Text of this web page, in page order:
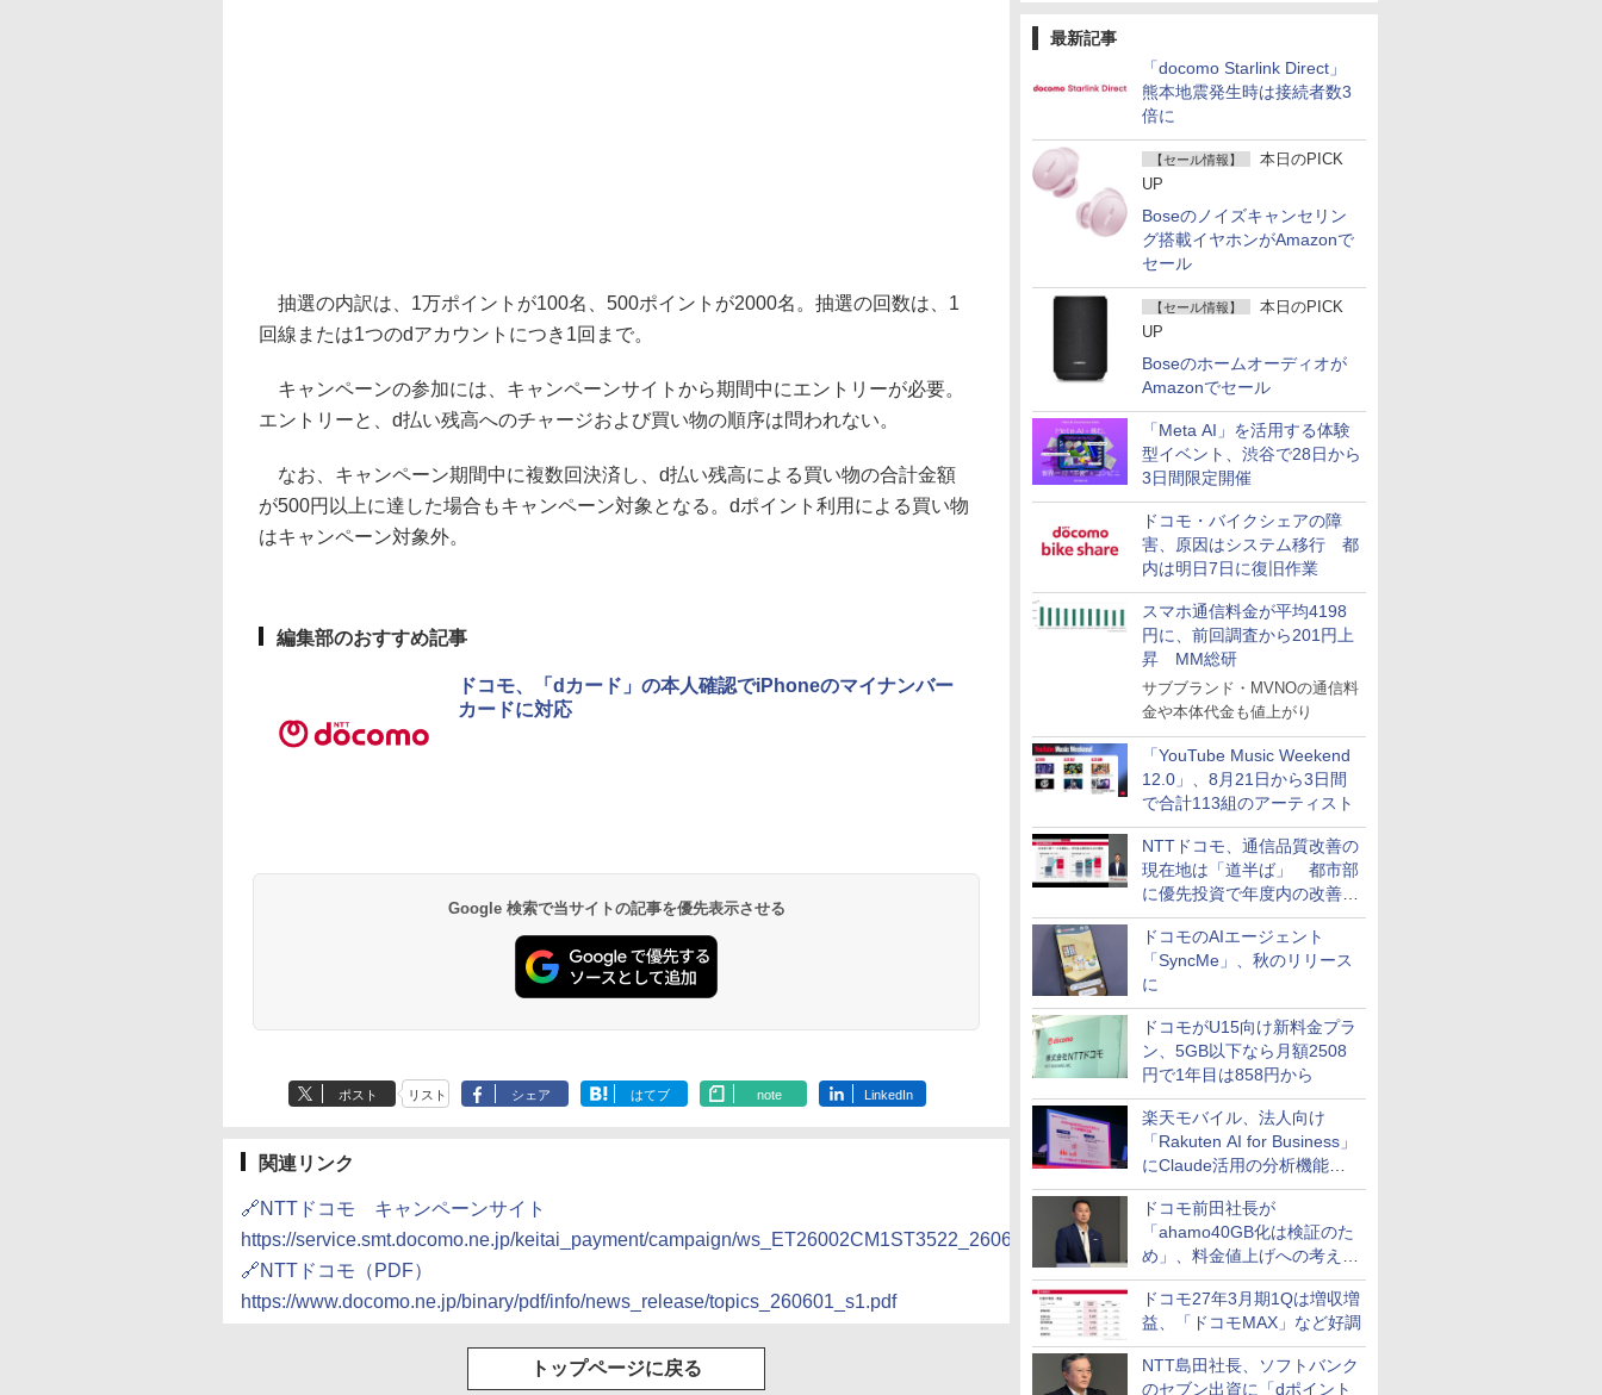
最新記事
「docomo Starlink Direct」
熊本地震発生時は接続者数3
倍に
【セール情報】
本日のPICK
UP
Boseのノイズキャンセリン
グ搭載イヤホンがAmazonで
セール
【セール情報】
本日のPICK
UP
Boseのホームオーディオが
Amazonでセール
「Meta AI」を活用する体験
型イベント、渋谷で28日から
3日間限定開催
ドコモ・バイクシェアの障
害、原因はシステム移行 都
内は明日7日に復旧作業
スマホ通信料金が平均4198
円に、前回調査から201円上
昇 MM総研
サブブランド・MVNOの通信料
金や本体代金も値上がり
「YouTube Music Weekend
12.0」、8月21日から3日間
で合計113組のアーティスト
NTTドコモ、通信品質改善の
現在地は「道半ば」 都市部
に優先投資で年度内の改善目
指す
ドコモのAIエージェント
「SyncMe」、秋のリリース
に
ドコモがU15向け新料金プラ
ン、5GB以下なら月額2508
円で1年目は858円から
楽天モバイル、法人向け
「Rakuten AI for Business」
にClaude活用の分析機能な
どを追加
ドコモ前田社長が
「ahamo40GB化は検証のた
め」、料金値上げへの考え方
にも言及
ドコモ27年3月期1Qは増収増
益、「ドコモMAX」など好調
NTT島田社長、ソフトバンク
のセブン出資に「dポイント
抽選の内訳は、1万ポイントが100名、500ポイントが2000名。抽選の回数は、1
回線または1つのdアカウントにつき1回まで。
キャンペーンの参加には、キャンペーンサイトから期間中にエントリーが必要。
エントリーと、d払い残高へのチャージおよび買い物の順序は問われない。
なお、キャンペーン期間中に複数回決済し、d払い残高による買い物の合計金額
が500円以上に達した場合もキャンペーン対象となる。dポイント利用による買い物
はキャンペーン対象外。
編集部のおすすめ記事
ドコモ、「dカード」の本人確認でiPhoneのマイナンバー
カードに対応
Google 検索で当サイトの記事を優先表示させる
ポスト リスト シェア はてブ note LinkedIn
関連リンク
🔗NTTドコモ キャンペーンサイト
https://service.smt.docomo.ne.jp/keitai_payment/campaign/ws_ET26002CM1ST3522_2606/
🔗NTTドコモ（PDF）
https://www.docomo.ne.jp/binary/pdf/info/news_release/topics_260601_s1.pdf
トップページに戻る